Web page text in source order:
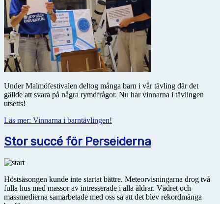
Under Malmöfestivalen deltog många barn i vår tävling där det
gällde att svara på några rymdfrågor. Nu har vinnarna i tävlingen
utsetts!
Läs mer: Vinnarna i barntävlingen!
Stor succé för Perseiderna
Höstsäsongen kunde inte startat bättre. Meteorvisningarna drog två
fulla hus med massor av intresserade i alla åldrar. Vädret och
massmedierna samarbetade med oss så att det blev rekordmånga